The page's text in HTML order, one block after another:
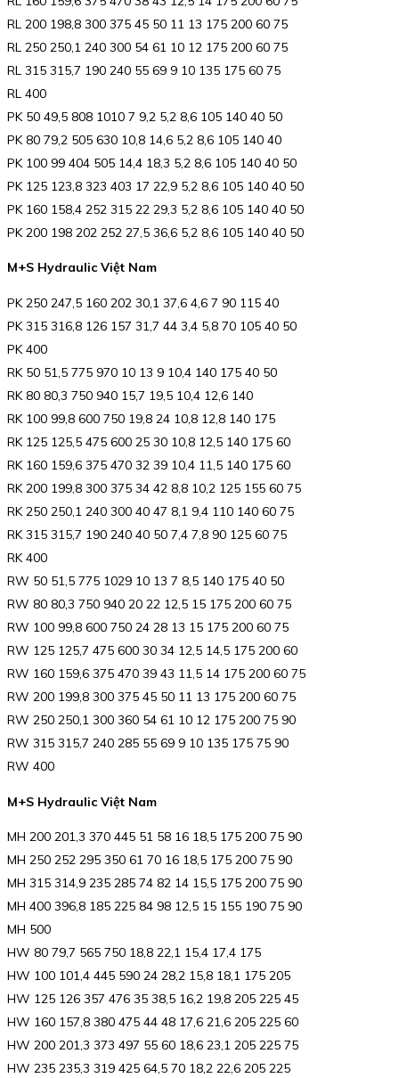
RL 200 198,8 300 375 45 50 11 13 175 200 60 75
RL 250 250,1 240 300 54 61 10 12 175 200 60 75
RL 315 315,7 190 240 55 69 9 10 135 175 60 75
RL 400
PK 50 49,5 808 1010 7 9,2 5,2 8,6 105 140 40 50
PK 80 79,2 505 630 10,8 14,6 5,2 8,6 105 140 40
PK 100 99 404 505 14,4 18,3 5,2 8,6 105 140 40 50
PK 125 123,8 323 403 17 22,9 5,2 8,6 105 140 40 50
PK 160 158,4 252 315 22 29,3 5,2 8,6 105 140 40 50
PK 200 198 202 252 27,5 36,6 5,2 8,6 105 140 40 50
M+S Hydraulic Việt Nam
PK 250 247,5 160 202 30,1 37,6 4,6 7 90 115 40
PK 315 316,8 126 157 31,7 44 3,4 5,8 70 105 40 50
PK 400
RK 50 51,5 775 970 10 13 9 10,4 140 175 40 50
RK 80 80,3 750 940 15,7 19,5 10,4 12,6 140
RK 100 99,8 600 750 19,8 24 10,8 12,8 140 175
RK 125 125,5 475 600 25 30 10,8 12,5 140 175 60
RK 160 159,6 375 470 32 39 10,4 11,5 140 175 60
RK 200 199,8 300 375 34 42 8,8 10,2 125 155 60 75
RK 250 250,1 240 300 40 47 8,1 9,4 110 140 60 75
RK 315 315,7 190 240 40 50 7,4 7,8 90 125 60 75
RK 400
RW 50 51,5 775 1029 10 13 7 8,5 140 175 40 50
RW 80 80,3 750 940 20 22 12,5 15 175 200 60 75
RW 100 99,8 600 750 24 28 13 15 175 200 60 75
RW 125 125,7 475 600 30 34 12,5 14,5 175 200 60
RW 160 159,6 375 470 39 43 11,5 14 175 200 60 75
RW 200 199,8 300 375 45 50 11 13 175 200 60 75
RW 250 250,1 300 360 54 61 10 12 175 200 75 90
RW 315 315,7 240 285 55 69 9 10 135 175 75 90
RW 400
M+S Hydraulic Việt Nam
MH 200 201,3 370 445 51 58 16 18,5 175 200 75 90
MH 250 252 295 350 61 70 16 18,5 175 200 75 90
MH 315 314,9 235 285 74 82 14 15,5 175 200 75 90
MH 400 396,8 185 225 84 98 12,5 15 155 190 75 90
MH 500
HW 80 79,7 565 750 18,8 22,1 15,4 17,4 175
HW 100 101,4 445 590 24 28,2 15,8 18,1 175 205
HW 125 126 357 476 35 38,5 16,2 19,8 205 225 45
HW 160 157,8 380 475 44 48 17,6 21,6 205 225 60
HW 200 201,3 373 497 55 60 18,6 23,1 205 225 75
HW 235 235,3 319 425 64,5 70 18,2 22,6 205 225